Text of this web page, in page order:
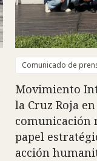
Comunicado de
Movimiento
la Cruz Roja
comunicación
papel
acción